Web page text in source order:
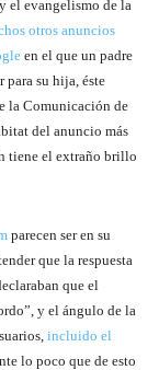
el evangelismo de la
otros anuncios
en el que un padre
para su hija, éste
la Comunicación de
del anuncio más
tiene el extraño brillo
parecen ser en su
que la respuesta
que el
y el ángulo de la
incluido el
lo poco que de esto